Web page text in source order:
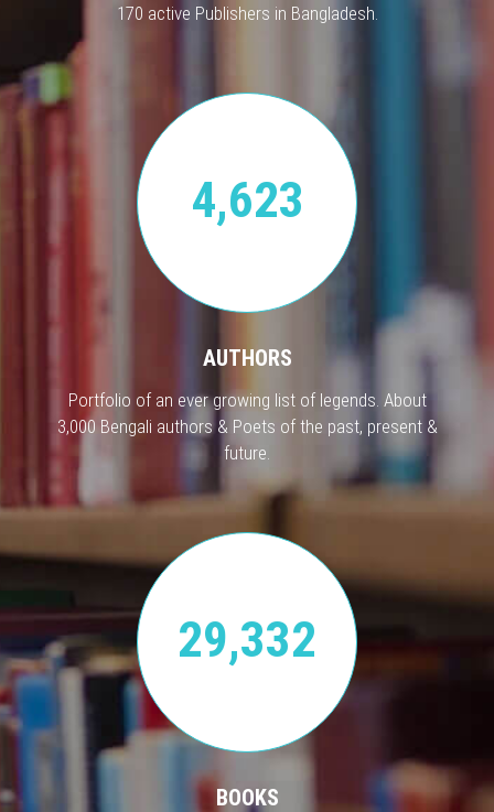
170 active Publishers in Bangladesh.
4,623
AUTHORS
Portfolio of an ever growing list of legends. About
3,000 Bengali authors & Poets of the past, present &
future.
29,332
BOOKS